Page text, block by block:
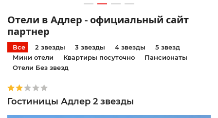
Отели в Адлер - официальный сайт
партнер
Все 2 звезды 3 звезды 4 звезды
5 звезд
Мини отели
Квартиры посуточно
Пансионаты
Отели Без звезд
Гостиницы Адлер 2 звезды